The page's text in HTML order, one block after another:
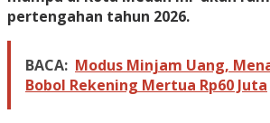
pertengahan tahun 2026.
BACA: Modus Minjam Uang,
Bobol Rekening Mertua Rp60 Juta